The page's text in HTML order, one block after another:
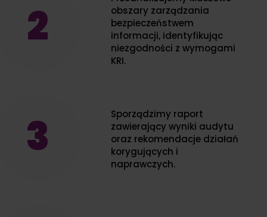
2
obszary zarządzania
bezpieczeństwem
informacji, identyfikując
niezgodności z wymogami
KRI.
3
Sporządzimy raport
zawierający wyniki audytu
oraz rekomendacje działań
korygujących i
naprawczych.